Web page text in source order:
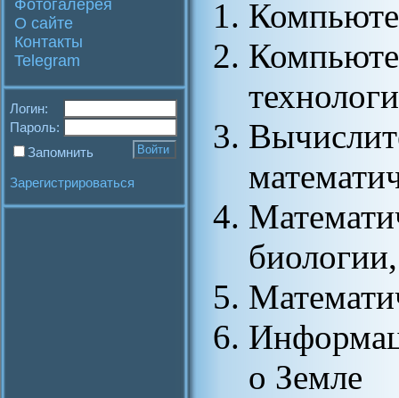
Фотогалерея
О сайте
Контакты
Telegram
Логин:
Пароль:
Запомнить
Зарегистрироваться
о Земле